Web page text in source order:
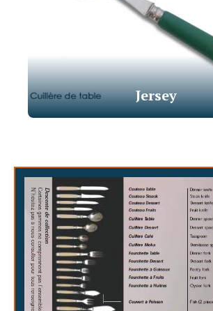
Jersey